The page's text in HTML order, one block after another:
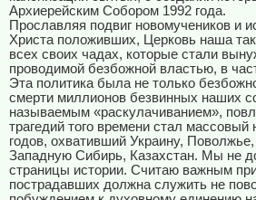
Архиерейским Собором 1992 года.
Прославляя подвиг новомучеников и
Христа положивших, Церковь наша
всех своих чадах, которые стали
проводимой безбожной властью, в
Эта политика была не только
смерти миллионов безвинных наших
называемым «раскулачиванием»,
трагедий того времени стал
годов, охвативший Украину,
Западную Сибирь, Казахстан. Мы не
страницы истории. Считаю важным
пострадавших должна служить не